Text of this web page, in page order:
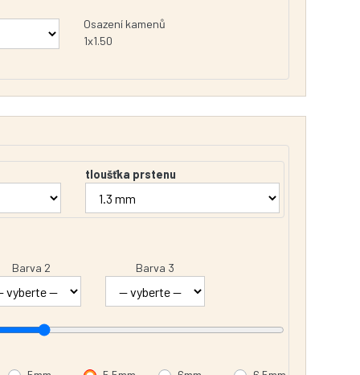
Osazení kamenů
1x1.50
tloušťka prstenu
Barva 2 Barva 3